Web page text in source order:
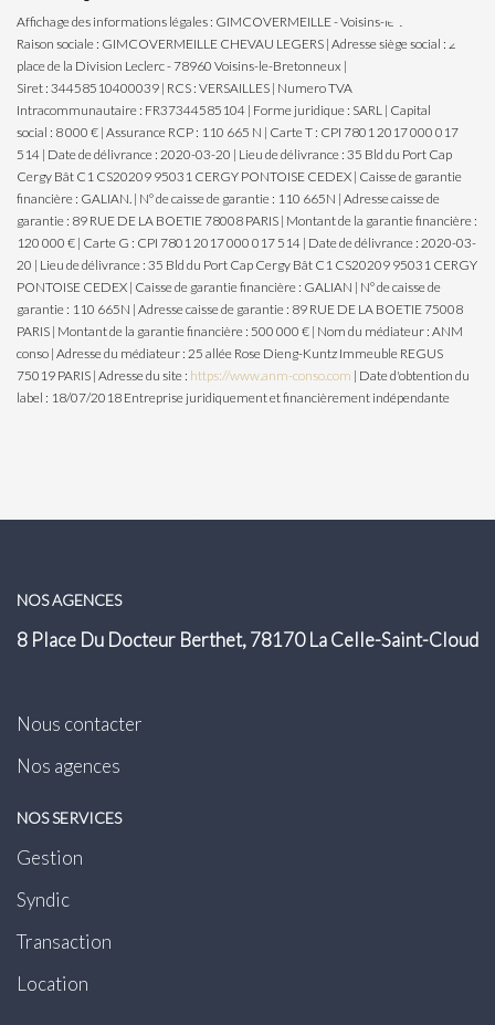
Affichage des informations légales : GIMCOVERMEILLE - Voisins-le-Bretonneux |
Raison sociale : GIMCOVERMEILLE CHEVAU LEGERS | Adresse siège social : 2
place de la Division Leclerc - 78960 Voisins-le-Bretonneux |
Siret : 34458510400039 | RCS : VERSAILLES | Numero TVA
Intracommunautaire : FR37344585104 | Forme juridique : SARL | Capital
social : 8 000 € | Assurance RCP : 110 665 N | Carte T : CPI 7801 2017 000 017
514 | Date de délivrance : 2020-03-20 | Lieu de délivrance : 35 Bld du Port Cap
Cergy Bât C1 CS20209 95031 CERGY PONTOISE CEDEX | Caisse de garantie
financière : GALIAN. | N° de caisse de garantie : 110 665N | Adresse caisse de
garantie : 89 RUE DE LA BOETIE 78008 PARIS | Montant de la garantie financière :
120 000 € | Carte G : CPI 7801 2017 000 017 514 | Date de délivrance : 2020-03-
20 | Lieu de délivrance : 35 Bld du Port Cap Cergy Bât C1 CS20209 95031 CERGY
PONTOISE CEDEX | Caisse de garantie financière : GALIAN | N° de caisse de
garantie : 110 665N | Adresse caisse de garantie : 89 RUE DE LA BOETIE 75008
PARIS | Montant de la garantie financière : 500 000 € | Nom du médiateur : ANM
conso | Adresse du médiateur : 25 allée Rose Dieng-Kuntz Immeuble REGUS
75019 PARIS | Adresse du site : https://www.anm-conso.com | Date d'obtention du
label : 18/07/2018 Entreprise juridiquement et financièrement indépendante
NOS AGENCES
8 Place Du Docteur Berthet, 78170 La Celle-Saint-Cloud
Nous contacter
Nos agences
NOS SERVICES
Gestion
Syndic
Transaction
Location